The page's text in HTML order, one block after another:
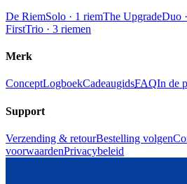
De RiemSolo · 1 riemThe UpgradeDuo
FirstTrio · 3 riemen
Merk
ConceptLogboekCadeaugidsFAQIn de
Support
Verzending & retourBestelling volgen
voorwaardenPrivacybeleid